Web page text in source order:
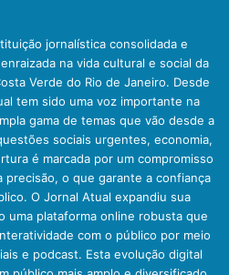
jornalística consolidada e
na vida cultural e social da
Verde do Rio de Janeiro. Desde
tem sido uma voz importante na
gama de temas que vão desde a
sociais urgentes, economia,
é marcada por um compromisso
precisão, o que garante a confiança
O Jornal Atual expandiu sua
uma plataforma online robusta que
com o público por meio
e podcast. Esta evolução digital